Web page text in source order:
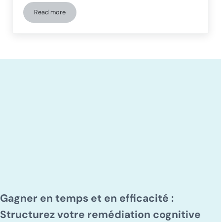
Read moreLa Fondation NED stimule la rééducation neurologique à
Gagner en temps et en efficacité :
Structurez votre remédiation cognitive